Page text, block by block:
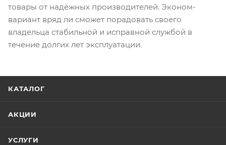
товары от надёжных производителей. Эконом-
вариант вряд ли сможет порадовать своего
владельца стабильной и исправной службой в
течение долгих лет эксплуатации.
КАТАЛОГ
АКЦИИ
УСЛУГИ